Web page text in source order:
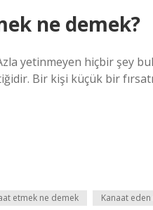
ne demek?
yetinmeyen hiçbir şey
Bir kişi küçük bir
etmek ne demek Kanaat